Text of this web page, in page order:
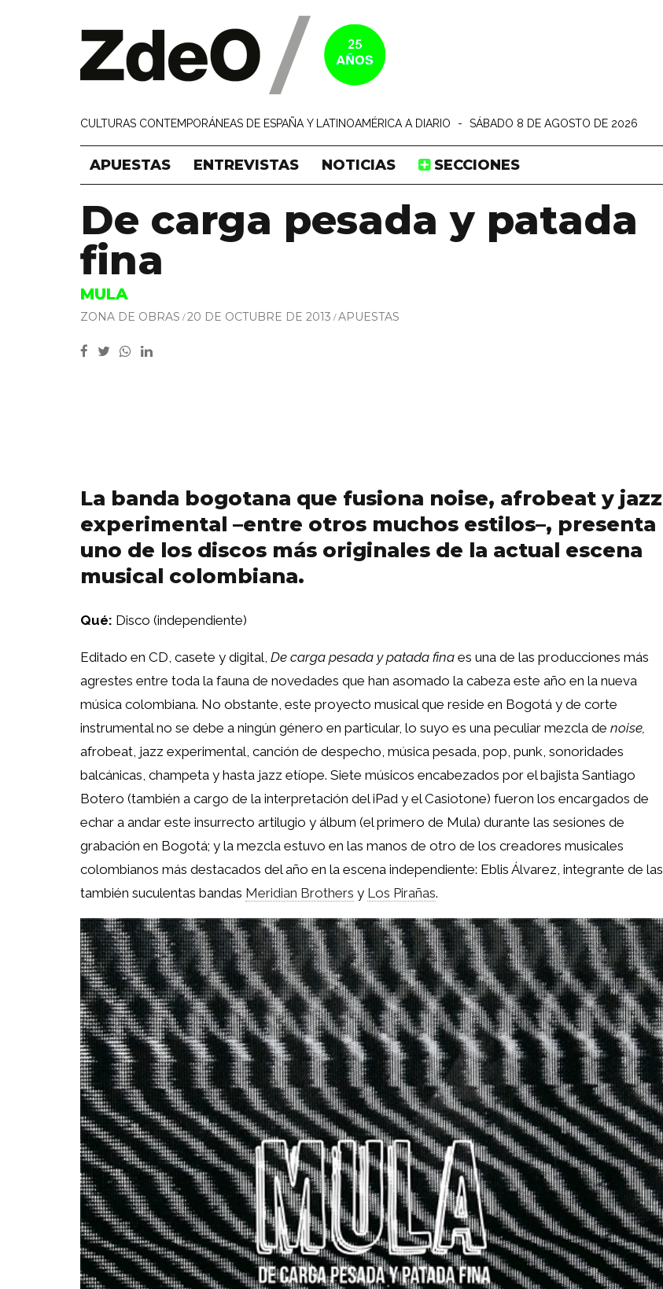
CULTURAS CONTEMPORÁNEAS DE ESPAÑA Y LATINOAMÉRICA A DIARIO - SÁBADO 8 DE AGOSTO DE 2026
APUESTAS ENTREVISTAS NOTICIAS SECCIONES
De carga pesada y patada
fina
MULA
ZONA DE OBRAS 20 DE OCTUBRE DE 2013 APUESTAS
La banda bogotana que fusiona noise, afrobeat y jazz
experimental –entre otros muchos estilos–, presenta
uno de los discos más originales de la actual escena
musical colombiana.
Qué: Disco (independiente)
Editado en CD, casete y digital, De carga pesada y patada fina es una de las producciones más
agrestes entre toda la fauna de novedades que han asomado la cabeza este año en la nueva
música colombiana. No obstante, este proyecto musical que reside en Bogotá y de corte
instrumental no se debe a ningún género en particular, lo suyo es una peculiar mezcla de noise,
afrobeat, jazz experimental, canción de despecho, música pesada, pop, punk, sonoridades
balcánicas, champeta y hasta jazz etíope. Siete músicos encabezados por el bajista Santiago
Botero (también a cargo de la interpretación del iPad y el Casiotone) fueron los encargados de
echar a andar este insurrecto artilugio y álbum (el primero de Mula) durante las sesiones de
grabación en Bogotá; y la mezcla estuvo en las manos de otro de los creadores musicales
colombianos más destacados del año en la escena independiente: Eblis Álvarez, integrante de las
también suculentas bandas Meridian Brothers y Los Pirañas.